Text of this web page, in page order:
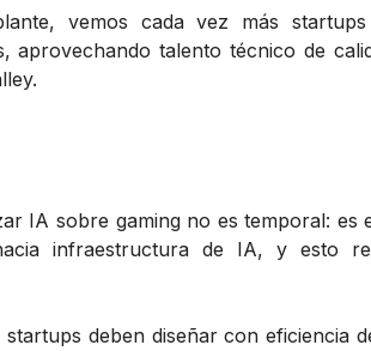
vemos cada vez más
aprovechando talento técnico de
IA sobre gaming no es temporal:
infraestructura de IA, y esto
deben diseñar con eficiencia